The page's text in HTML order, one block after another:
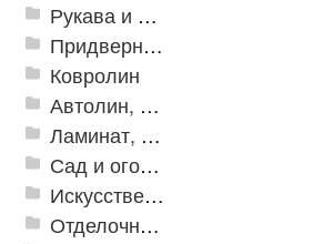
Рукава и шланги промышленные
Придверные решетки
Ковролин
Автолин, Транслин, Линолеум
Ламинат, Кварцвиниловая плитка SPC
Сад и огород
Искусственная трава
Отделочные профили